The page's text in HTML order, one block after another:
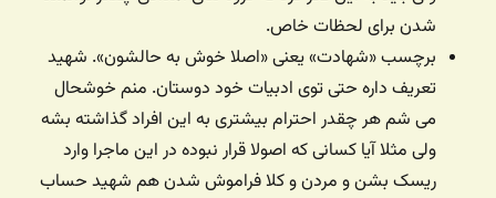
شدن برای لحظات خاص.
برچسب «شهادت» یعنی «اصلا خوش به حالشون». شهید
تعریف داره حتی توی ادبیات خود دوستان. منم خوشحال
می شم هر چقدر احترام بیشتری به این افراد گذاشته بشه
ولی مثلا آیا کسانی که اصولا قرار نبوده در این ماجرا وارد
ریسک بشن و مردن و کلا فراموش شدن هم شهید حساب